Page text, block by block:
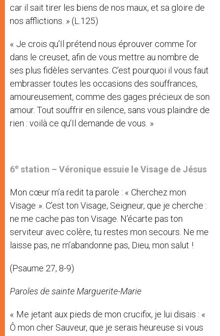
car il sait tirer les biens de nos maux, et sa gloire de
nos afflictions. » (L.125)
« Je crois qu’Il prétend nous éprouver comme l’or
dans le creuset, afin de vous mettre au nombre de
ses plus fidèles servantes. C’est pourquoi il vous faut
embrasser toutes les occasions des souffrances,
amoureusement, comme des gages précieux de son
amour. Tout souffrir en silence, sans vous plaindre de
rien : voilà ce qu’Il demande de vous. »
6e station – Véronique essuie le Visage de Jésus
Mon cœur m’a redit ta parole : « Cherchez mon
Visage ». C’est ton Visage, Seigneur, que je cherche :
ne me cache pas ton Visage. N’écarte pas ton
serviteur avec colère, tu restes mon secours. Ne me
laisse pas, ne m’abandonne pas, Dieu, mon salut !
(Psaume 27, 8-9)
Paroles de sainte Marguerite-Marie
« Me jetant aux pieds de mon crucifix, je lui disais : «
Ô mon cher Sauveur, que je serais heureuse si vous